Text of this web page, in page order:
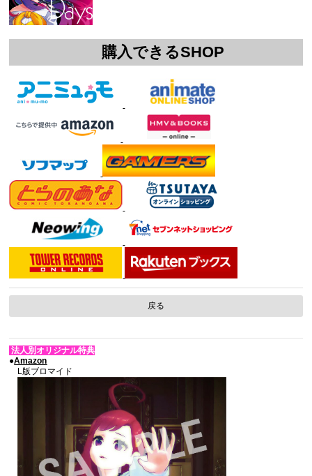
購入できるSHOP
戻る
法人別オリジナル特典
●Amazon
L版ブロマイド